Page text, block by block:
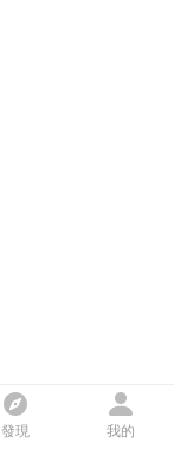
發現 我的